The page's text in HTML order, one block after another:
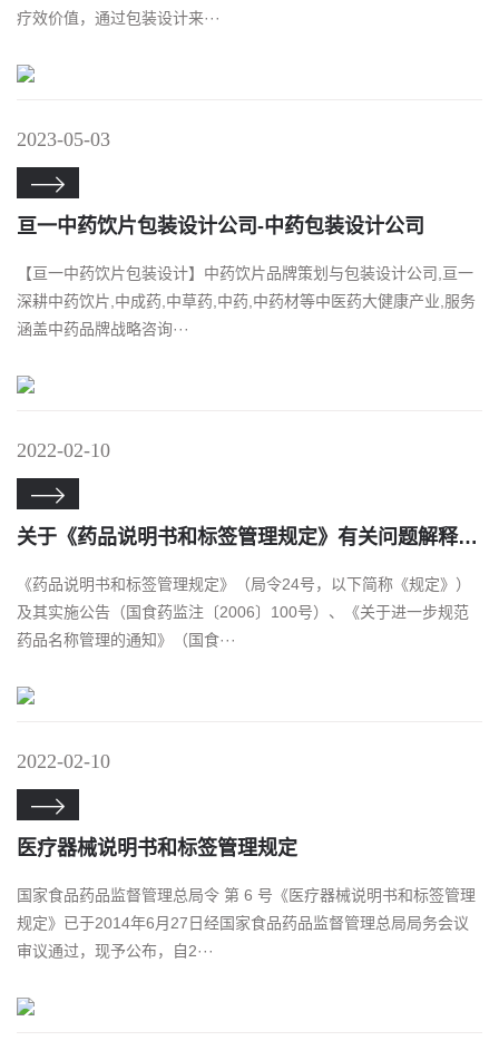
疗效价值，通过包装设计来···
2023-05-03

亘一中药饮片包装设计公司-中药包装设计公司
【亘一中药饮片包装设计】中药饮片品牌策划与包装设计公司,亘一
深耕中药饮片,中成药,中草药,中药,中药材等中医药大健康产业,服务
涵盖中药品牌战略咨询···
2022-02-10

关于《药品说明书和标签管理规定》有关问题解释的通知
《药品说明书和标签管理规定》（局令24号，以下简称《规定》）
及其实施公告（国食药监注〔2006〕100号）、《关于进一步规范
药品名称管理的通知》（国食···
2022-02-10

​医疗器械说明书和标签管理规定
国家食品药品监督管理总局令 第 6 号《医疗器械说明书和标签管理
规定》已于2014年6月27日经国家食品药品监督管理总局局务会议
审议通过，现予公布，自2···